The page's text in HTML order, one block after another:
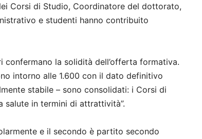
Corsi di Studio, Coordinatore del dottorato,
e studenti hanno contribuito
confermano la solidità dell’offerta formativa.
intorno alle 1.600 con il dato definitivo
stabile – sono consolidati: i Corsi di
salute in termini di attrattività”.
e il secondo è partito secondo